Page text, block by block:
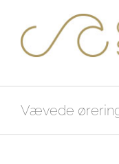
content
Vævede